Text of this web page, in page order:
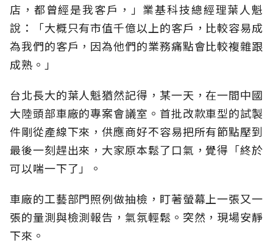
店，都曾經是我客戶，」業基科技總經理葉人魁
說：「大概只有市值千億以上的客戶，比較容易成
為我們的客戶，因為他們的業務痛點會比較複雜跟
成熟。」
台北長大的葉人魁猶然記得，某一天，在一間中國
大陸頭部車廠的專案會議室。首批改款車型的試製
件剛從產線下來，供應商好不容易把所有節點壓到
最後一刻趕出來，大家原本鬆了口氣，覺得「終於
可以喘一下了」。
車廠的工藝部門照例做抽檢，盯著螢幕上一張又一
張的量測與檢測報告，氣氛輕鬆。突然，現場安靜
下來。